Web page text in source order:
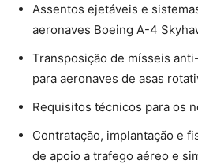
Assentos ejetáveis e
aeronaves Boeing A-4
Transposição de mísseis
para aeronaves de asas
Requisitos técnicos para os
Contratação, implantação e
de apoio a trafego aéreo e